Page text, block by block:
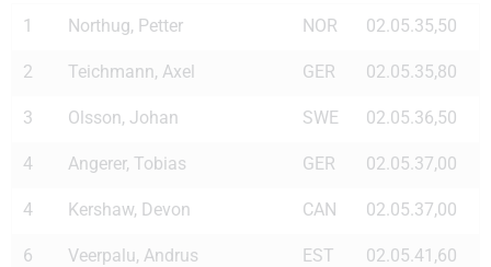
1 Northug, Petter NOR 02.05.35,50
2 Teichmann, Axel GER 02.05.35,80
3 Olsson, Johan SWE 02.05.36,50
4 Angerer, Tobias GER 02.05.37,00
4 Kershaw, Devon CAN 02.05.37,00
6 Veerpalu, Andrus EST 02.05.41,60